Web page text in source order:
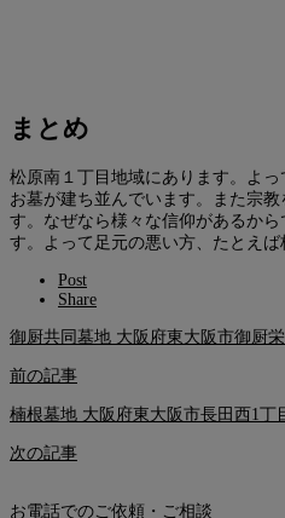
まとめ
松原南１丁目地域にあります。よ
お墓が建ち並んでいます。また宗
す。なぜなら様々な信仰があるか
す。よって足元の悪い方、たとえば
Post
Share
御厨共同墓地 大阪府東大阪市御厨
前の記事
楠根墓地 大阪府東大阪市長田西1丁
次の記事
お電話でのご依頼・ご相談